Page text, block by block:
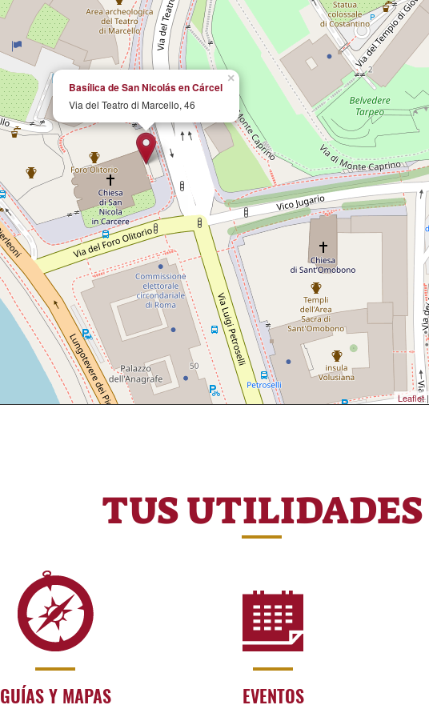
×
Basílica de San Nicolás en Cárcel
Via del Teatro di Marcello, 46
Leaflet|
TUS UTILIDADES
GUÍAS Y MAPAS EVENTOS